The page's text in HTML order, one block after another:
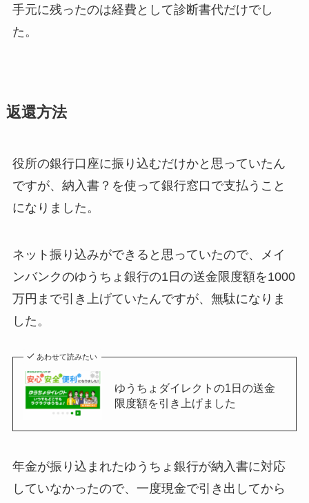
手元に残ったのは経費として診断書代だけでし
た。
返還方法
役所の銀行口座に振り込むだけかと思っていたん
ですが、納入書？を使って銀行窓口で支払うこと
になりました。
ネット振り込みができると思っていたので、メイ
ンバンクのゆうちょ銀行の1日の送金限度額を1000
万円まで引き上げていたんですが、無駄になりま
した。
あわせて読みたい
ゆうちょダイレクトの1日の送金
限度額を引き上げました
年金が振り込まれたゆうちょ銀行が納入書に対応
していなかったので、一度現金で引き出してから